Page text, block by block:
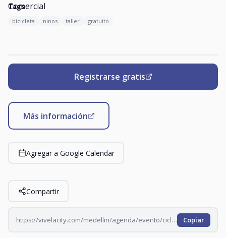
Tags
bicicleta ninos taller gratuito
Registrarse gratis
Más información
Agregar a Google Calendar
Compartir
https://vivelacity.com/medellin/agenda/evento/ciclo-kids-2026-07-19 Copiar